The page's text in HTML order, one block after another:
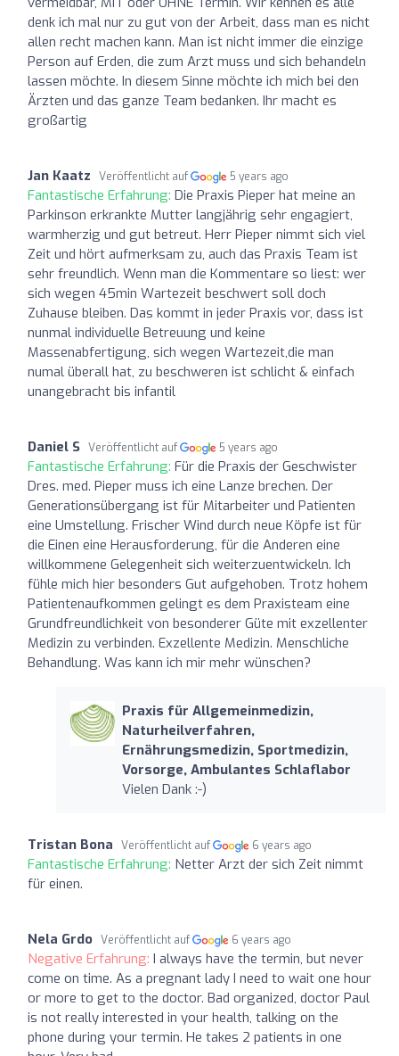
denk ich mal nur zu gut von der Arbeit, dass man es nicht
allen recht machen kann. Man ist nicht immer die einzige
Person auf Erden, die zum Arzt muss und sich behandeln
lassen möchte. In diesem Sinne möchte ich mich bei den
Ärzten und das ganze Team bedanken. Ihr macht es
großartig
Jan Kaatz Veröffentlicht auf 5 years ago
Fantastische Erfahrung: Die Praxis Pieper hat meine an
Parkinson erkrankte Mutter langjährig sehr engagiert,
warmherzig und gut betreut. Herr Pieper nimmt sich viel
Zeit und hört aufmerksam zu, auch das Praxis Team ist
sehr freundlich. Wenn man die Kommentare so liest: wer
sich wegen 45min Wartezeit beschwert soll doch
Zuhause bleiben. Das kommt in jeder Praxis vor, dass ist
nunmal individuelle Betreuung und keine
Massenabfertigung, sich wegen Wartezeit,die man
numal überall hat, zu beschweren ist schlicht & einfach
unangebracht bis infantil
Daniel S Veröffentlicht auf 5 years ago
Fantastische Erfahrung: Für die Praxis der Geschwister
Dres. med. Pieper muss ich eine Lanze brechen. Der
Generationsübergang ist für Mitarbeiter und Patienten
eine Umstellung. Frischer Wind durch neue Köpfe ist für
die Einen eine Herausforderung, für die Anderen eine
willkommene Gelegenheit sich weiterzuentwickeln. Ich
fühle mich hier besonders Gut aufgehoben. Trotz hohem
Patientenaufkommen gelingt es dem Praxisteam eine
Grundfreundlichkeit von besonderer Güte mit exzellenter
Medizin zu verbinden. Exzellente Medizin. Menschliche
Behandlung. Was kann ich mir mehr wünschen?
Praxis für Allgemeinmedizin,
Naturheilverfahren,
Ernährungsmedizin, Sportmedizin,
Vorsorge, Ambulantes Schlaflabor
Vielen Dank :-)
Tristan Bona Veröffentlicht auf 6 years ago
Fantastische Erfahrung: Netter Arzt der sich Zeit nimmt
für einen.
Nela Grdo Veröffentlicht auf 6 years ago
Negative Erfahrung: I always have the termin, but never
come on time. As a pregnant lady I need to wait one hour
or more to get to the doctor. Bad organized, doctor Paul
is not really interested in your health, talking on the
phone during your termin. He takes 2 patients in one